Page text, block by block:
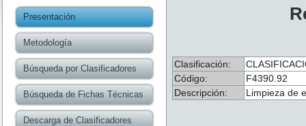
Presentación
Metodología
Búsqueda por Clasificadores
Búsqueda de Fichas Técnicas
Descarga de Clasificadores
Clasificación:
Código:
F4390.92
Descripción:
Limpieza de